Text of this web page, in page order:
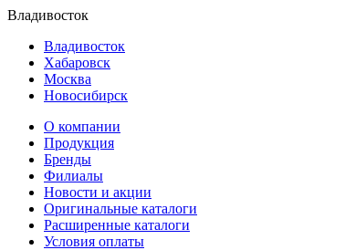
Владивосток
Владивосток
Хабаровск
Москва
Новосибирск
О компании
Продукция
Бренды
Филиалы
Новости и акции
Оригинальные каталоги
Расширенные каталоги
Условия оплаты